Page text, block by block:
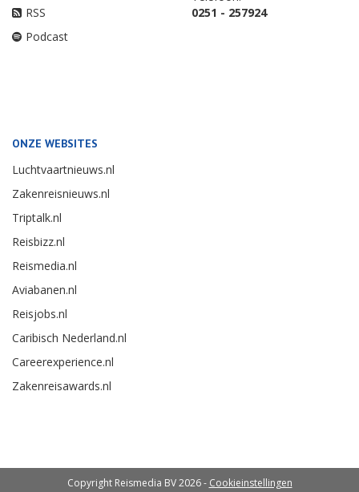
RSS
Podcast
0251 - 257924
ONZE WEBSITES
Luchtvaartnieuws.nl
Zakenreisnieuws.nl
Triptalk.nl
Reisbizz.nl
Reismedia.nl
Aviabanen.nl
Reisjobs.nl
Caribisch Nederland.nl
Careerexperience.nl
Zakenreisawards.nl
Copyright Reismedia BV 2026 - Cookieinstellingen